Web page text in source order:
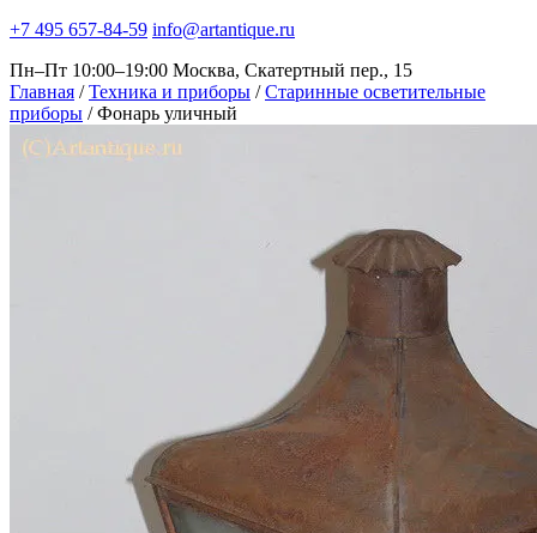
+7 495 657-84-59 info@artantique.ru
Пн–Пт 10:00–19:00 Москва, Скатертный пер., 15
Главная / Техника и приборы / Старинные осветительные
приборы / Фонарь уличный